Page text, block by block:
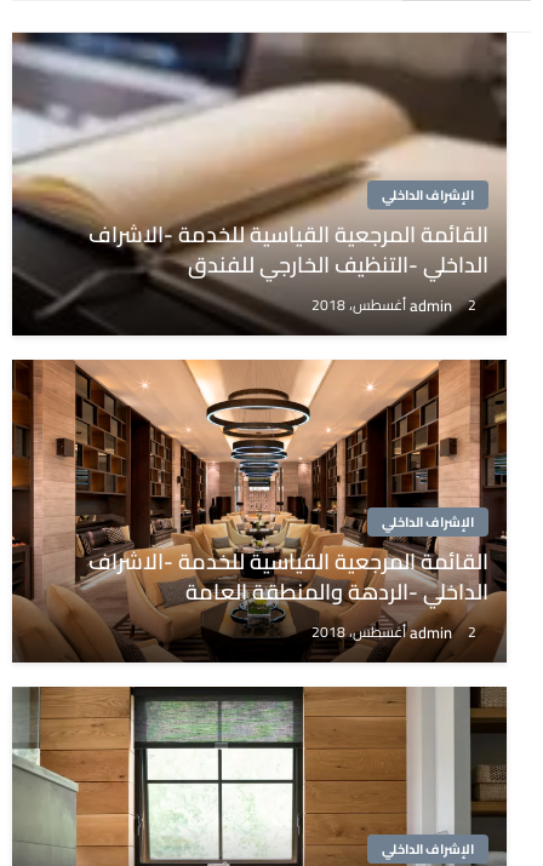
الإشراف الداخلي
القائمة المرجعية القياسية للخدمة -الاشراف
الداخلي -التنظيف الخارجي للفندق
admin 2 أغسطس، 2018
الإشراف الداخلي
القائمة المرجعية القياسية للخدمة -الاشراف
الداخلي -الردهة والمنطقة العامة
admin 2 أغسطس، 2018
الإشراف الداخلي